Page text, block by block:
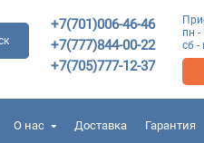
+7(701)006-46-46
+7(777)844-00-22
+7(705)777-12-37
пн -
сб -
О нас Доставка Гарантия